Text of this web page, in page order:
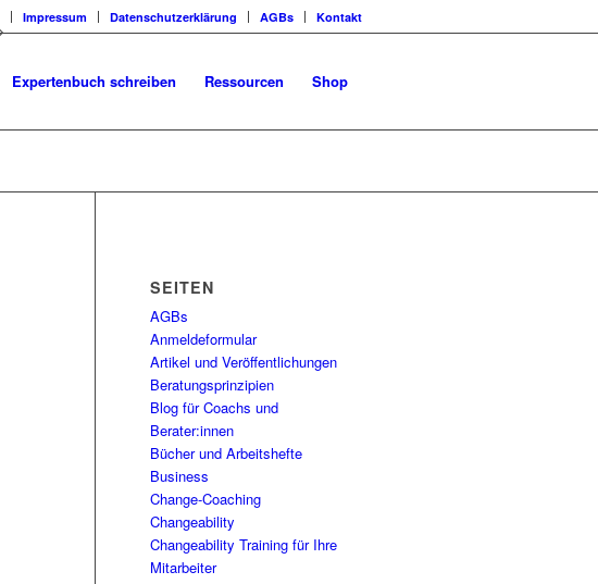
Impressum Datenschutzerklärung AGBs Kontakt
Expertenbuch schreiben Ressourcen Shop
SEITEN
AGBs
Anmeldeformular
Artikel und Veröffentlichungen
Beratungsprinzipien
Blog für Coachs und
Berater:innen
Bücher und Arbeitshefte
Business
Change-Coaching
Changeability
Changeability Training für Ihre
Mitarbeiter